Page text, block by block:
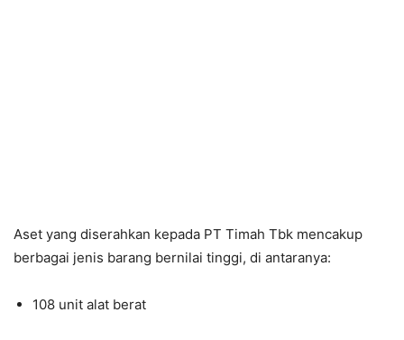
Aset yang diserahkan kepada PT Timah Tbk mencakup
berbagai jenis barang bernilai tinggi, di antaranya:
108 unit alat berat